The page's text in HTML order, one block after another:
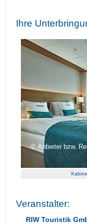
Ihre
Anbieter bzw.
Veranstalter:
RIW Touristik